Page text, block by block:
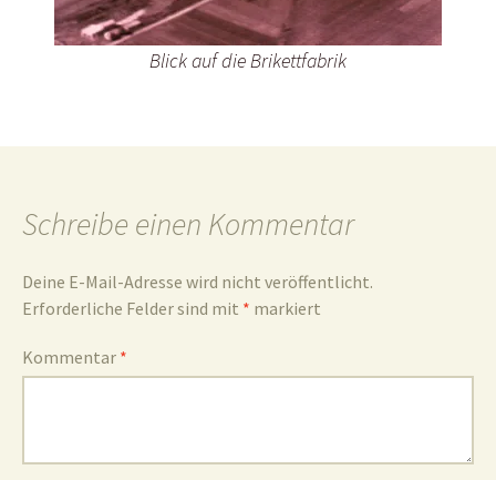
undBlick auf die Brikettfabrik
Schreibe einen Kommentar
Deine E-Mail-Adresse wird nicht veröffentlicht.
Erforderliche Felder sind mit * markiert
Kommentar *